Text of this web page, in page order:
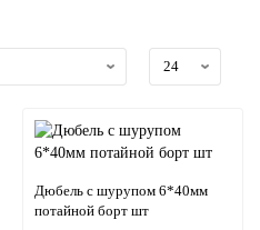
Дюбель с шурупом 6*40мм
потайной борт шт